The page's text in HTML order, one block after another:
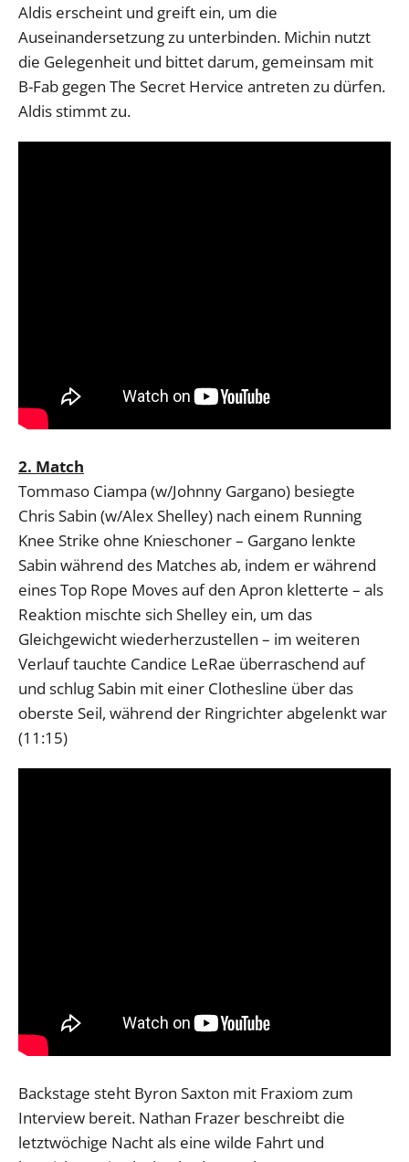
Aldis erscheint und greift ein, um die
Auseinandersetzung zu unterbinden. Michin nutzt
die Gelegenheit und bittet darum, gemeinsam mit
B-Fab gegen The Secret Hervice antreten zu dürfen.
Aldis stimmt zu.
2. Match
Tommaso Ciampa (w/Johnny Gargano) besiegte
Chris Sabin (w/Alex Shelley) nach einem Running
Knee Strike ohne Knieschoner – Gargano lenkte
Sabin während des Matches ab, indem er während
eines Top Rope Moves auf den Apron kletterte – als
Reaktion mischte sich Shelley ein, um das
Gleichgewicht wiederherzustellen – im weiteren
Verlauf tauchte Candice LeRae überraschend auf
und schlug Sabin mit einer Clothesline über das
oberste Seil, während der Ringrichter abgelenkt war
(11:15)
Backstage steht Byron Saxton mit Fraxiom zum
Interview bereit. Nathan Frazer beschreibt die
letztwöchige Nacht als eine wilde Fahrt und